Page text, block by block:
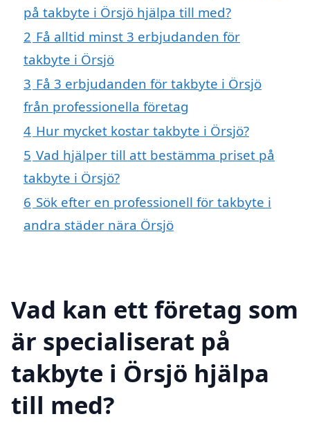
på takbyte i Örsjö hjälpa till med?
2 Få alltid minst 3 erbjudanden för
takbyte i Örsjö
3 Få 3 erbjudanden för takbyte i Örsjö
från professionella företag
4 Hur mycket kostar takbyte i Örsjö?
5 Vad hjälper till att bestämma priset på
takbyte i Örsjö?
6 Sök efter en professionell för takbyte i
andra städer nära Örsjö
Vad kan ett företag som
är specialiserat på
takbyte i Örsjö hjälpa
till med?